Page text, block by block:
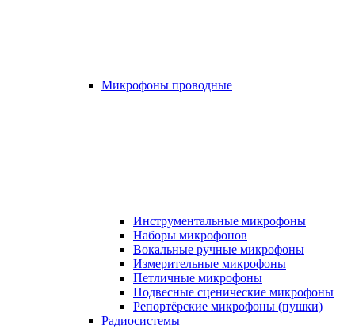
Микрофоны проводные
Инструментальные микрофоны
Наборы микрофонов
Вокальные ручные микрофоны
Измерительные микрофоны
Петличные микрофоны
Подвесные сценические микрофоны
Репортёрские микрофоны (пушки)
Радиосистемы